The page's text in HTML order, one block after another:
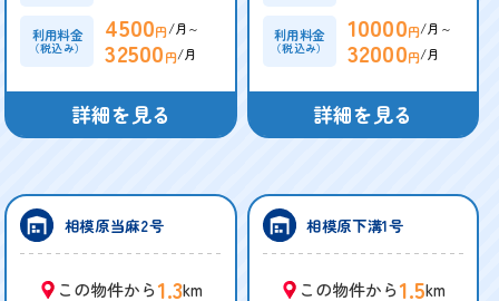
利用料金
（税込み）
4500円/月～
32500円/月
詳細を見る
利用料金
（税込み）
10000円/月～
32000円/月
詳細を見る
相模原当麻2号
この物件から1.3km
相模原下溝1号
この物件から1.5km